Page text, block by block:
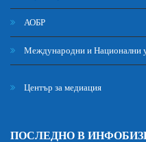
АОБР
Международни и Национални
Център за медиация
ПОСЛЕДНО В